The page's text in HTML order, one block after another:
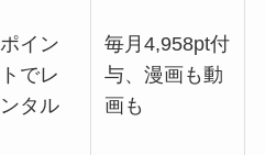
ポイン
トでレ
ンタル
毎月4,958pt付
与、漫画も動
画も